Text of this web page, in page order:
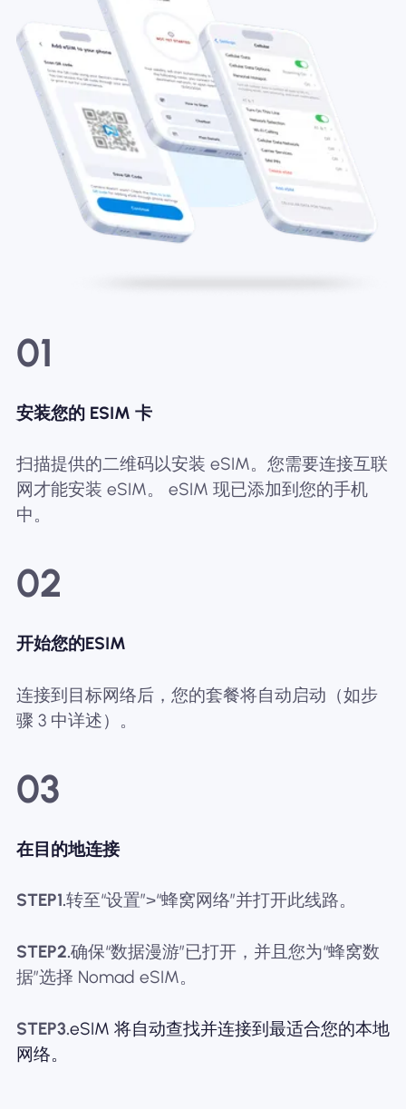
01
安装您的 ESIM 卡
扫描提供的二维码以安装 eSIM。您需要连接互联
网才能安装 eSIM。 eSIM 现已添加到您的手机
中。
02
开始您的ESIM
连接到目标网络后，您的套餐将自动启动（如步
骤 3 中详述）。
03
在目的地连接
STEP1.转至“设置”>“蜂窝网络”并打开此线路。
STEP2.确保“数据漫游”已打开，并且您为“蜂窝数
据”选择 Nomad eSIM。
STEP3.eSIM 将自动查找并连接到最适合您的本地
网络。